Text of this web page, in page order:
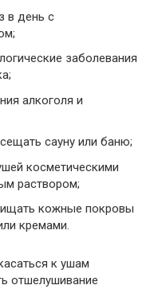
в день с
заболевания
алкоголя и
сауну или баню;
косметическими
раствором;
кожные покровы
кремами.
к ушам
отшелушивание